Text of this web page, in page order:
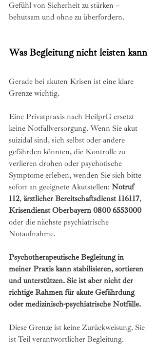
Gefühl von Sicherheit zu stärken –
behutsam und ohne zu überfordern.
Was Begleitung nicht leisten kann
Gerade bei akuten Krisen ist eine klare
Grenze wichtig.
Eine Privatpraxis nach HeilprG ersetzt
keine Notfallversorgung. Wenn Sie akut
suizidal sind, sich selbst oder andere
gefährden könnten, die Kontrolle zu
verlieren drohen oder psychotische
Symptome erleben, wenden Sie sich bitte
sofort an geeignete Akutstellen: Notruf
112, ärztlicher Bereitschaftsdienst 116117,
Krisendienst Oberbayern 0800 6553000
oder die nächste psychiatrische
Notaufnahme.
Psychotherapeutische Begleitung in
meiner Praxis kann stabilisieren, sortieren
und unterstützen. Sie ist aber nicht der
richtige Rahmen für akute Gefährdung
oder medizinisch-psychiatrische Notfälle.
Diese Grenze ist keine Zurückweisung. Sie
ist Teil verantwortlicher Begleitung.